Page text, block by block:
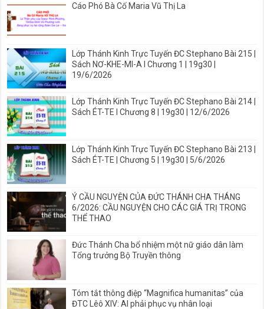
Cáo Phó Bà Cố Maria Vũ Thị La
Lớp Thánh Kinh Trực Tuyến ĐC Stephano Bài 215 |
Sách NƠ-KHE-MI-A I Chương 1 | 19g30 |
19/6/2026
Lớp Thánh Kinh Trực Tuyến ĐC Stephano Bài 214 |
Sách ÉT-TE I Chương 8 | 19g30 | 12/6/2026
Lớp Thánh Kinh Trực Tuyến ĐC Stephano Bài 213 |
Sách ÉT-TE | Chương 5 | 19g30 | 5/6/2026
Ý CẦU NGUYỆN CỦA ĐỨC THÁNH CHA THÁNG
6/2026: CẦU NGUYỆN CHO CÁC GIÁ TRỊ TRONG
THỂ THAO
Đức Thánh Cha bổ nhiệm một nữ giáo dân làm
Tổng trưởng Bộ Truyền thông
Tóm tắt thông điệp “Magnifica humanitas” của
ĐTC Lêô XIV: AI phải phục vụ nhân loại